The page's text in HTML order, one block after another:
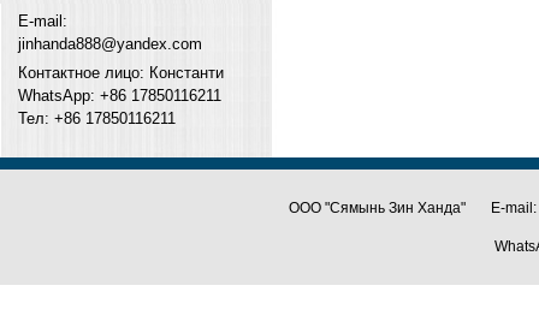
E-mail:
jinhanda888@yandex.com
Контактное лицо: Константи
WhatsApp: +86 17850116211
Тел: +86 17850116211
ООО "Сямынь Зин Ханда" E-mail: